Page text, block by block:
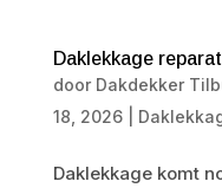
Daklekkage
door Dakdekker
18, 2026|
Daklekkage komt